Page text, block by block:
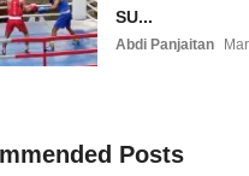
SU...
Abdi Panjaitan
Posts